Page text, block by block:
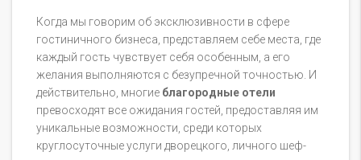
Когда мы говорим об эксклюзивности в сфере
гостиничного бизнеса, представляем себе места, где
каждый гость чувствует себя особенным, а его
желания выполняются с безупречной точностью. И
действительно, многие благородные отели
превосходят все ожидания гостей, предоставляя им
уникальные возможности, среди которых
круглосуточные услуги дворецкого, личного шеф-